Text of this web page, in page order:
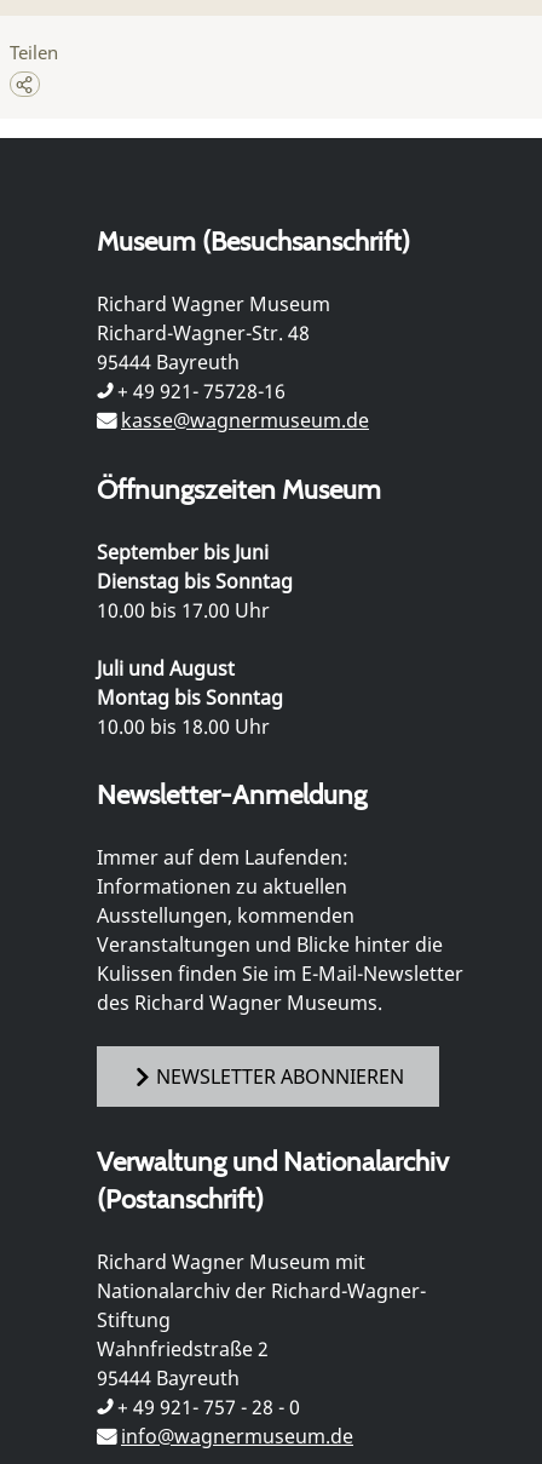
Teilen
Museum (Besuchsanschrift)
Richard Wagner Museum
Richard-Wagner-Str. 48
95444 Bayreuth
+ 49 921- 75728-16
kasse@wagnermuseum.de
Öffnungszeiten Museum
September bis Juni
Dienstag bis Sonntag
10.00 bis 17.00 Uhr
Juli und August
Montag bis Sonntag
10.00 bis 18.00 Uhr
Newsletter-Anmeldung
Immer auf dem Laufenden:
Informationen zu aktuellen
Ausstellungen, kommenden
Veranstaltungen und Blicke hinter die
Kulissen finden Sie im E-Mail-Newsletter
des Richard Wagner Museums.
NEWSLETTER ABONNIEREN
Verwaltung und Nationalarchiv
(Postanschrift)
Richard Wagner Museum mit
Nationalarchiv der Richard-Wagner-
Stiftung
Wahnfriedstraße 2
95444 Bayreuth
+ 49 921- 757 - 28 - 0
info@wagnermuseum.de